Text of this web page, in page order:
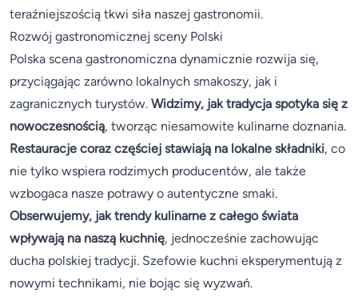
teraźniejszością tkwi siła naszej gastronomii.
Rozwój gastronomicznej sceny Polski
Polska scena gastronomiczna dynamicznie rozwija się,
przyciągając zarówno lokalnych smakoszy, jak i
zagranicznych turystów. Widzimy, jak tradycja spotyka się z
nowoczesnością, tworząc niesamowite kulinarne doznania.
Restauracje coraz częściej stawiają na lokalne składniki, co
nie tylko wspiera rodzimych producentów, ale także
wzbogaca nasze potrawy o autentyczne smaki.
Obserwujemy, jak trendy kulinarne z całego świata
wpływają na naszą kuchnię, jednocześnie zachowując
ducha polskiej tradycji. Szefowie kuchni eksperymentują z
nowymi technikami, nie bojąc się wyzwań.